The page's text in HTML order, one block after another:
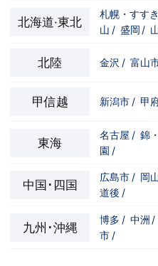
北海道·東北
札幌・すす
山 / 盛岡 /
北陸 金沢 / 富山
甲信越 新潟市 / 甲
東海
名古屋 / 錦
園 /
中国･四国
広島市 / 岡
道後 /
九州･沖縄
博多 / 中洲 /
市 /